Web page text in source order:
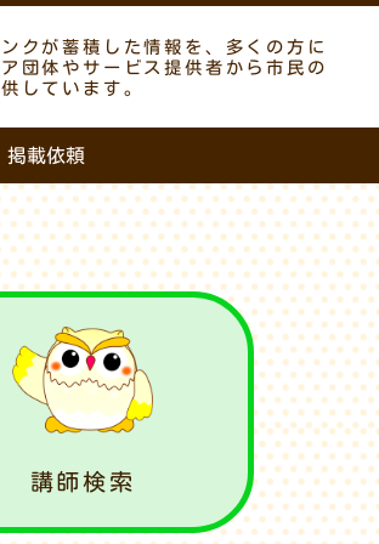
クが蓄積した情報を、多くの方に
団体やサービス提供者から市民の
しています。
掲載依頼
講師検索